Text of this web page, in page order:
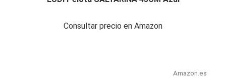
Consultar precio en Amazon
Amazon.es